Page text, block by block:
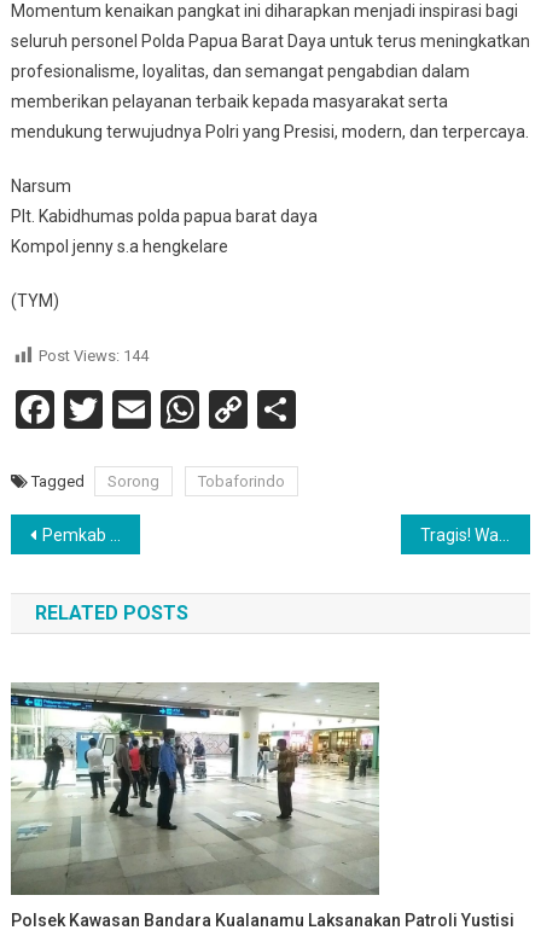
Momentum kenaikan pangkat ini diharapkan menjadi inspirasi bagi
seluruh personel Polda Papua Barat Daya untuk terus meningkatkan
profesionalisme, loyalitas, dan semangat pengabdian dalam
memberikan pelayanan terbaik kepada masyarakat serta
mendukung terwujudnya Polri yang Presisi, modern, dan terpercaya.
Narsum
Plt. Kabidhumas polda papua barat daya
Kompol jenny s.a hengkelare
(TYM)
Post Views: 144
Facebook
Twitter
EmailWhatsApp
CopyShare
Tagged Sorong Tobaforindo
Navigasi
pos
Pemkab Tapanuli Utara Sampaikan Ranperda Pertanggungjawaban APBD 2025, Raih WTP dan Catat Surplus Rp100,42 Miliar Tragis! Warga Diduga Hanyut saat Lintasi Jembatan Bambu, Pencarian Digelar di Sungai Batongguran
RELATED POSTS
Polsek Kawasan Bandara Kualanamu Laksanakan Patroli Yustisi